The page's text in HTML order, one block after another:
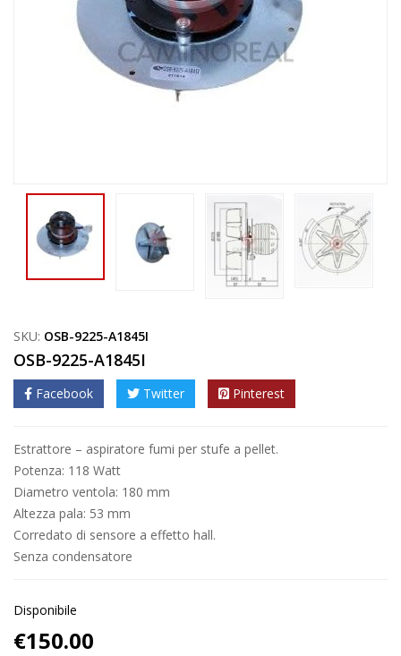
SKU: OSB-9225-A1845I
OSB-9225-A1845I
Facebook Twitter Pinterest
Estrattore – aspiratore fumi per stufe a pellet.
Potenza: 118 Watt
Diametro ventola: 180 mm
Altezza pala: 53 mm
Corredato di sensore a effetto hall.
Senza condensatore
Disponibile
€150.00